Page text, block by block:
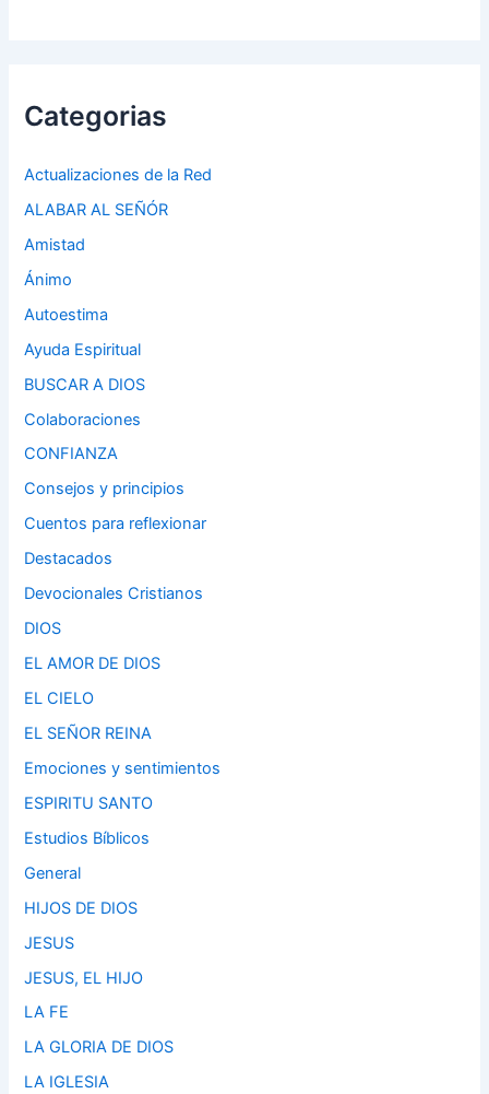
Categorias
Actualizaciones de la Red
ALABAR AL SEÑÓR
Amistad
Ánimo
Autoestima
Ayuda Espiritual
BUSCAR A DIOS
Colaboraciones
CONFIANZA
Consejos y principios
Cuentos para reflexionar
Destacados
Devocionales Cristianos
DIOS
EL AMOR DE DIOS
EL CIELO
EL SEÑOR REINA
Emociones y sentimientos
ESPIRITU SANTO
Estudios Bíblicos
General
HIJOS DE DIOS
JESUS
JESUS, EL HIJO
LA FE
LA GLORIA DE DIOS
LA IGLESIA